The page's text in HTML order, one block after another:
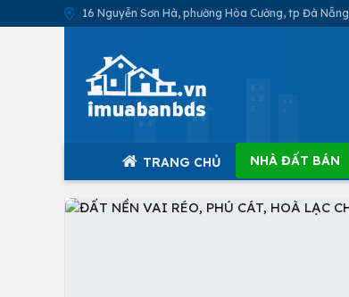
16 Nguyễn Sơn Hà, phường Hòa Cường, tp Đà Nẵng
TRANG CHỦ NHÀ ĐẤT BÁN